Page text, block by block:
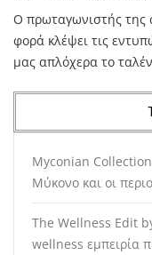
Ο πρωταγωνιστής της
φορά κλέψει τις
μας απλόχερα το
Myconian
Μύκονο και οι
The Wellness Edit
wellness εμπειρία